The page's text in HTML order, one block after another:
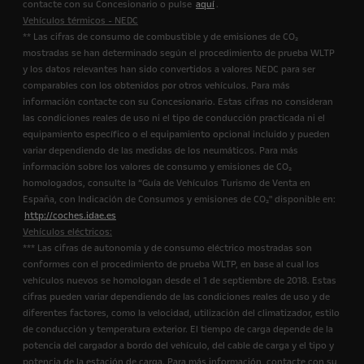
contacte con su Concesionario o pulse aquí .
Vehículos térmicos - NEDC
** Las cifras de consumo de combustible y de emisiones de CO₂
mostradas se han determinado según el procedimiento de prueba WLTP
y los datos relevantes han sido convertidos a valores NEDC para ser
comparables con los obtenidos por otros vehículos. Para más
información contacte con su Concesionario. Estas cifras no consideran
las condiciones reales de uso ni el tipo de conducción practicada ni el
equipamiento específico o el equipamiento opcional incluido y pueden
variar dependiendo de las medidas de los neumáticos. Para más
información sobre los valores de consumo y emisiones de CO₂
homologados, consulte la “Guía de Vehículos Turismo de Venta en
España, con Indicación de Consumos y emisiones de CO₂" disponible en:
http://coches.idae.es
Vehículos eléctricos:
*** Las cifras de autonomía y de consumo eléctrico mostradas son
conformes con el procedimiento de prueba WLTP, en base al cual los
vehículos nuevos se homologan desde el 1 de septiembre de 2018. Estas
cifras pueden variar dependiendo de las condiciones reales de uso y de
diferentes factores, como la velocidad, utilización del climatizador, estilo
de conducción y temperatura exterior. El tiempo de carga depende de la
potencia del cargador a bordo del vehículo, del cable de carga y el tipo y